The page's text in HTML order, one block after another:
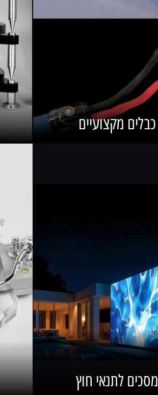
כבלים מקצועיים
מסכים לתנאי חוץ